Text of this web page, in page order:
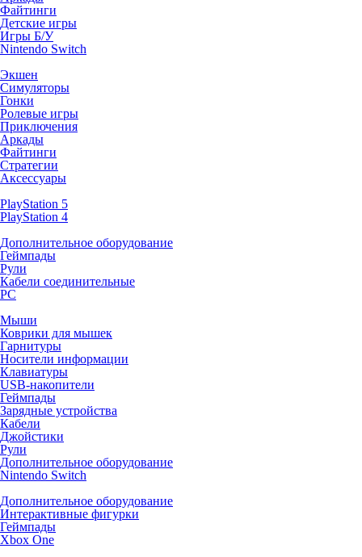
Файтинги
Детские игры
Игры Б/У
Nintendo Switch
Экшен
Симуляторы
Гонки
Ролевые игры
Приключения
Аркады
Файтинги
Стратегии
Аксессуары
PlayStation 5
PlayStation 4
Дополнительное оборудование
Геймпады
Рули
Кабели соединительные
PC
Мыши
Коврики для мышек
Гарнитуры
Носители информации
Клавиатуры
USB-накопители
Геймпады
Зарядные устройства
Кабели
Джойстики
Рули
Дополнительное оборудование
Nintendo Switch
Дополнительное оборудование
Интерактивные фигурки
Геймпады
Xbox One